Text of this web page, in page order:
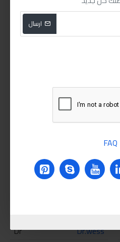
ارسال
FAQ
Sabry Stores
اشتري الان
للاسف غير متوفر حاليا
Dr.wess
Dr